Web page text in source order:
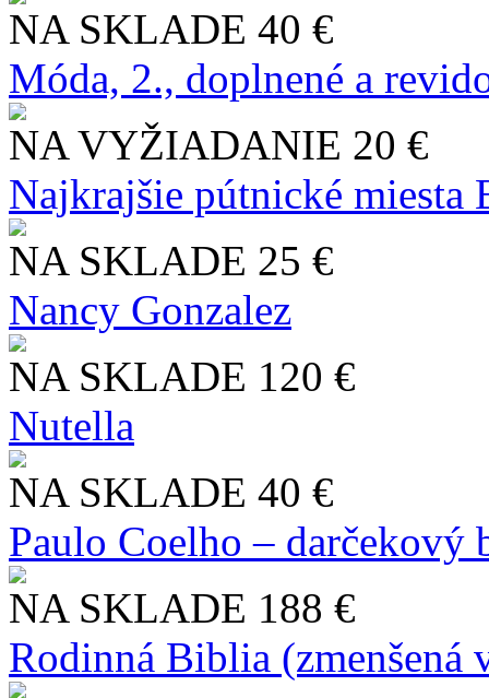
NA SKLADE 40 €
Móda, 2., doplnené a
NA VYŽIADANIE 20 €
Najkrajšie pútnické miesta
NA SKLADE 25 €
Nancy Gonzalez
NA SKLADE 120 €
Nutella
NA SKLADE 40 €
Paulo Coelho – darčekový
NA SKLADE 188 €
Rodinná Biblia (zmenšená